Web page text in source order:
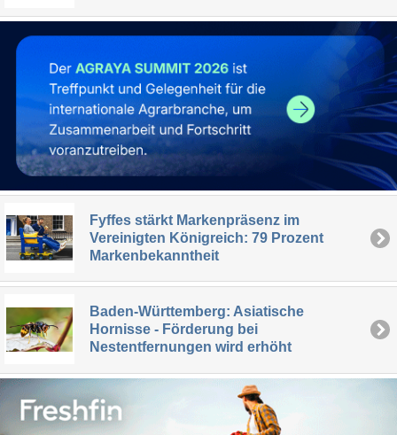
Fyffes stärkt Markenpräsenz im
Vereinigten Königreich: 79 Prozent
Markenbekanntheit
Baden-Württemberg: Asiatische
Hornisse - Förderung bei
Nestentfernungen wird erhöht